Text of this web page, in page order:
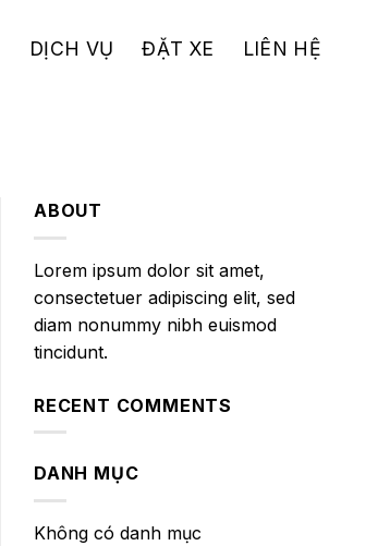
DỊCH VỤ ĐẶT XE LIÊN HỆ
ABOUT
Lorem ipsum dolor sit amet,
consectetuer adipiscing elit, sed
diam nonummy nibh euismod
tincidunt.
RECENT COMMENTS
DANH MỤC
Không có danh mục